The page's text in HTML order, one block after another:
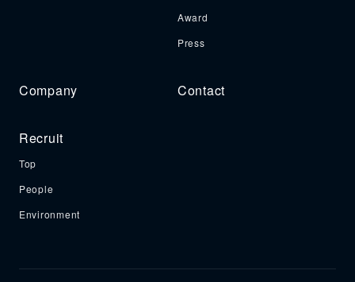
Award
Press
Company Contact
Recruit
Top
People
Environment